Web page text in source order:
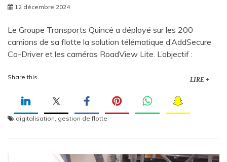
12 décembre 2024
Le Groupe Transports Quincé a déployé sur les 200
camions de sa flotte la solution télématique d’AddSecure
Co-Driver et les caméras RoadView Lite. L’objectif :
Share this... LIRE +
digitalisation gestion de flotte